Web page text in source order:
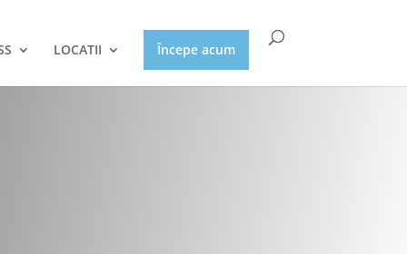
LOCATII Începe acum